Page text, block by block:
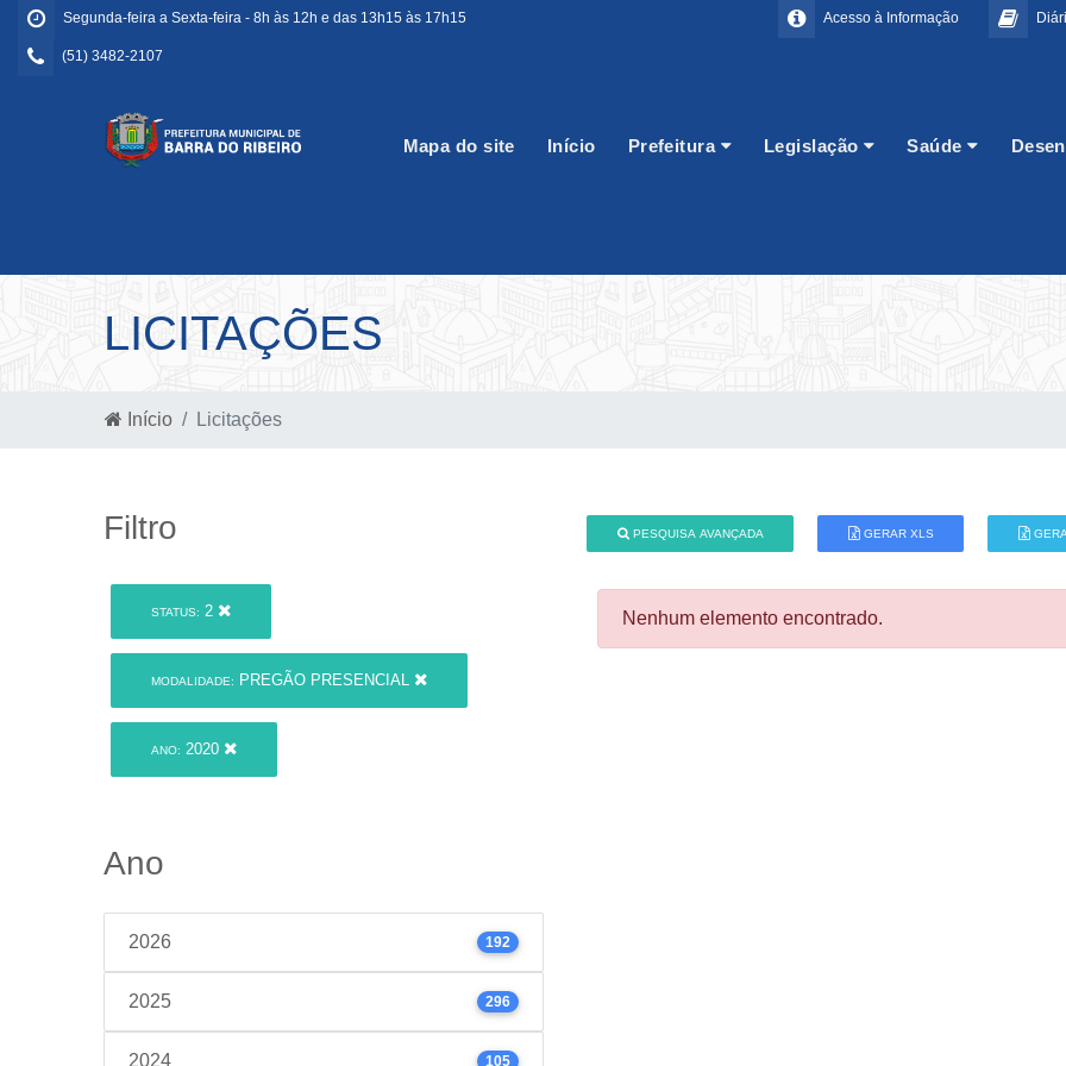
Segunda-feira a Sexta-feira - 8h às 12h e das 13h15 às 17h15
(51) 3482-2107
Acesso à Informação
Mapa do site Início Prefeitura Legislação Saúde
LICITAÇÕES
Início Licitações
Filtro
STATUS: 2
MODALIDADE: PREGÃO PRESENCIAL
ANO: 2020
Ano
2026 192
2025 296
2024 105
PESQUISA AVANÇADA GERAR XLS
Nenhum elemento encontrado.